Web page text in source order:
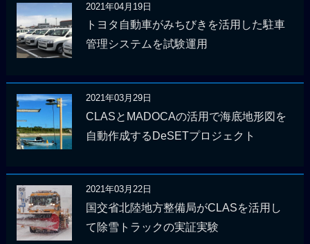
2021年04月19日
トヨタ自動車がみちびきを活用した駐車
管理システムを試験運用
2021年03月29日
CLASとMADOCAの活用で海底地形図を
自動作成するDeSETプロジェクト
2021年03月22日
国交省北陸地方整備局がCLASを活用し
て除雪トラックの実証実験